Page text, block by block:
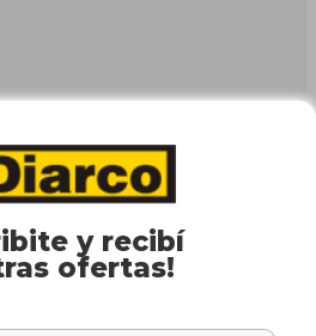
y recibí
ofertas!